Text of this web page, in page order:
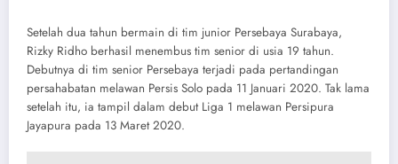
Setelah dua tahun bermain di tim junior Persebaya Surabaya,
Rizky Ridho berhasil menembus tim senior di usia 19 tahun.
Debutnya di tim senior Persebaya terjadi pada pertandingan
persahabatan melawan Persis Solo pada 11 Januari 2020. Tak lama
setelah itu, ia tampil dalam debut Liga 1 melawan Persipura
Jayapura pada 13 Maret 2020.